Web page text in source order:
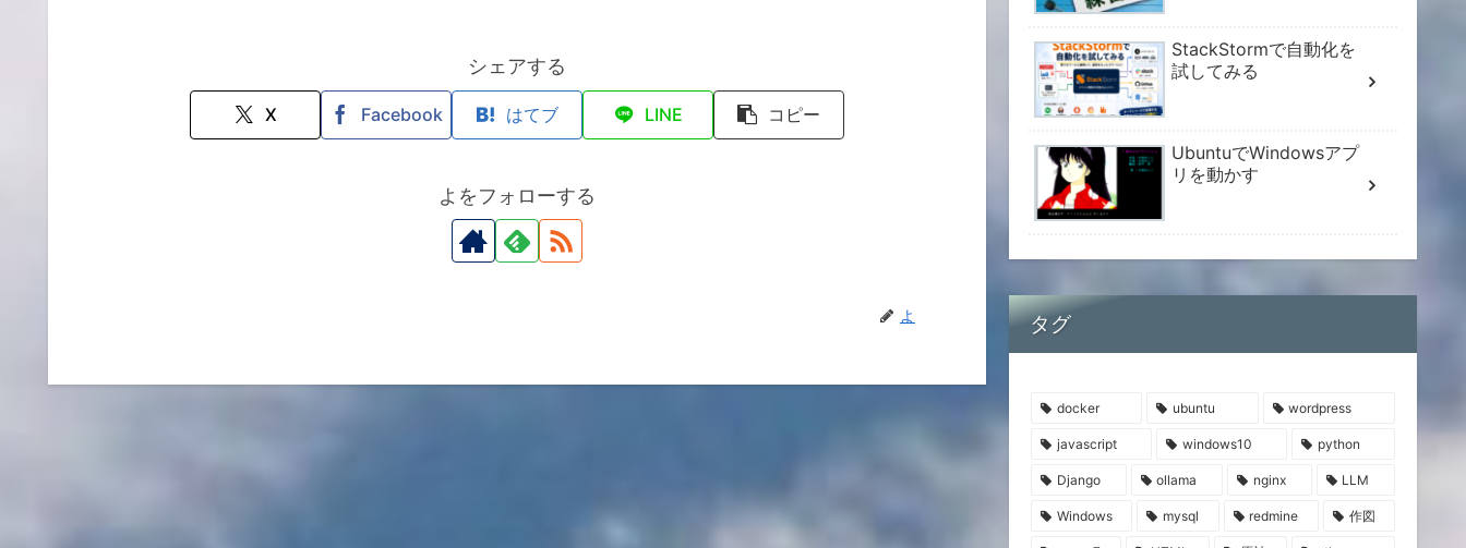
n
シェアする
X Facebook はてブ LINE コピー
よをフォローする
よ
StackStormで自動化を
試してみる
UbuntuでWindowsアプ
リを動かす
タグ
docker ubuntu wordpress
javascript windows10 python
Django ollama nginx LLM
Windows mysql redmine 作図